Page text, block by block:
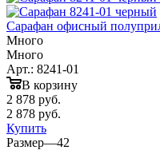
Сарафан офисный
Много
Много
Арт.: 8241-01
В корзину
2 878 руб.
2 878 руб.
Купить
Размер—42